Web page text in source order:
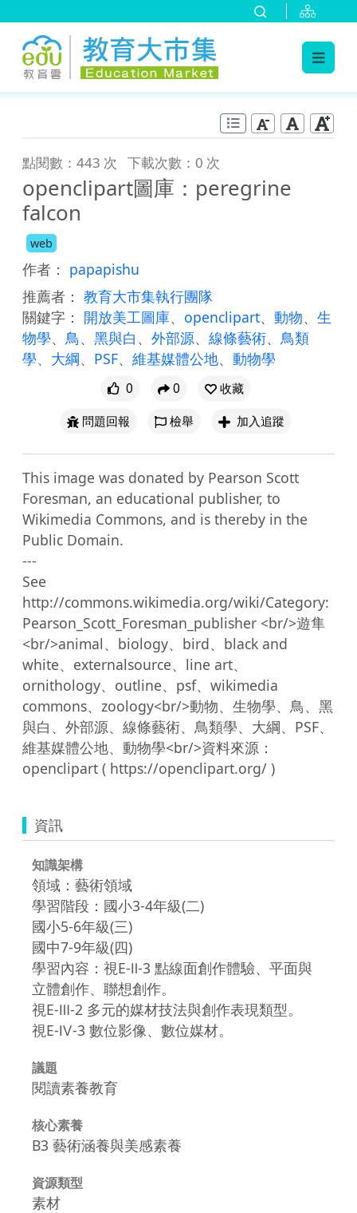
點閱數：443 次 下載次數：0 次
openclipart圖庫：peregrine
falcon
web
作者： papapishu
推薦者： 教育大市集執行團隊
關鍵字： 開放美工圖庫、 openclipart、 動物、 生
物學、 鳥、 黑與白 、 外部源、 線條藝術、 鳥類
學、 大綱、 PSF、 維基媒體公地、 動物學
0 0
收藏
問題回報
檢舉 加入追蹤
This image was donated by Pearson Scott
Foresman, an educational publisher, to
Wikimedia Commons, and is thereby in the
Public Domain.
---
See
http://commons.wikimedia.org/wiki/Category:
Pearson_Scott_Foresman_publisher <br/>遊隼
<br/>animal、biology、bird、black and
white、externalsource、line art、
ornithology、outline、psf、wikimedia
commons、zoology<br/>動物、生物學、鳥、黑
與白、外部源、線條藝術、鳥類學、大綱、PSF、
維基媒體公地、動物學<br/>資料來源：
資訊
知識架構
領域：藝術領域
學習階段：國小3-4年級(二)
國小5-6年級(三)
國中7-9年級(四)
學習內容：視E-Ⅱ-3 點線面創作體驗、平面與
立體創作、聯想創作。
視E-Ⅲ-2 多元的媒材技法與創作表現類型。
視E-Ⅳ-3 數位影像、數位媒材。
議題
閱讀素養教育
核心素養
B3 藝術涵養與美感素養
資源類型
素材